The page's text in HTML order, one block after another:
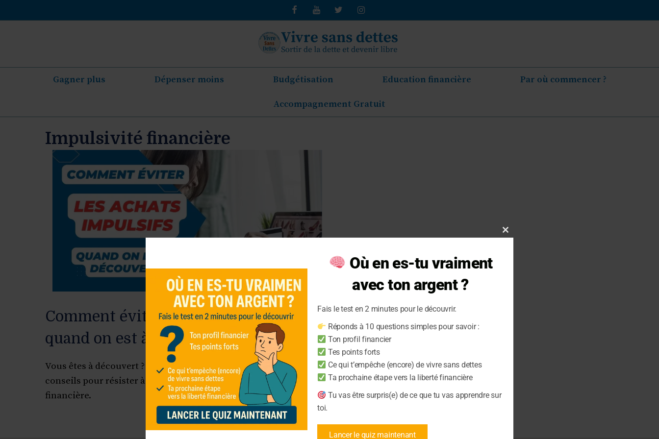
au
Gagner plus Dépenser moins Budgétisation Education financière Par où commencer ?
Accompagnement Gratuit
Impulsivité financière
Comment éviter les achats impulsifs
quand on est à découvert
Vous êtes à découvert ? Éviter les achats impulsifs est crucial. Nos
conseils pour résister à la tentation et améliorer votre situation
financière.
Close
Où en es-tu vraiment
avec ton argent ?
Fais le test en 2 minutes pour le découvrir.
Réponds à 10 questions simples pour savoir :
Ton profil financier
Tes points forts
Ce qui t’empêche (encore) de vivre sans dettes
Ta prochaine étape vers la liberté financière
Tu vas être surpris(e) de ce que tu vas apprendre sur
toi.
Lancer le quiz maintenant